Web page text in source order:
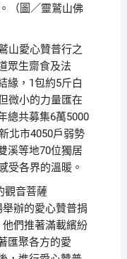
（圖／靈鷲山佛
山愛心贊普行之
眾生齋食及法
緣，1包約5斤白
微小的力量匯在
總共募集6萬5000
北市4050戶弱勢
溪等地70位獨居
受各界的溫暖。
觀音菩薩
辦的愛心贊普捐
們推著滿載繽紛
匯聚各方的愛